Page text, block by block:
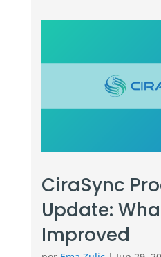
CiraSync
Update:
Improved